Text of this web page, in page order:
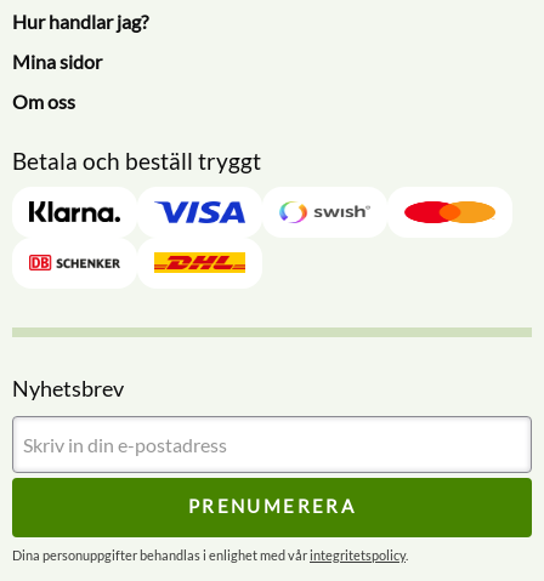
Hur handlar jag?
Mina sidor
Om oss
Betala och beställ tryggt
Nyhetsbrev
PRENUMERERA
Dina personuppgifter behandlas i enlighet med vårintegritetspolicy.